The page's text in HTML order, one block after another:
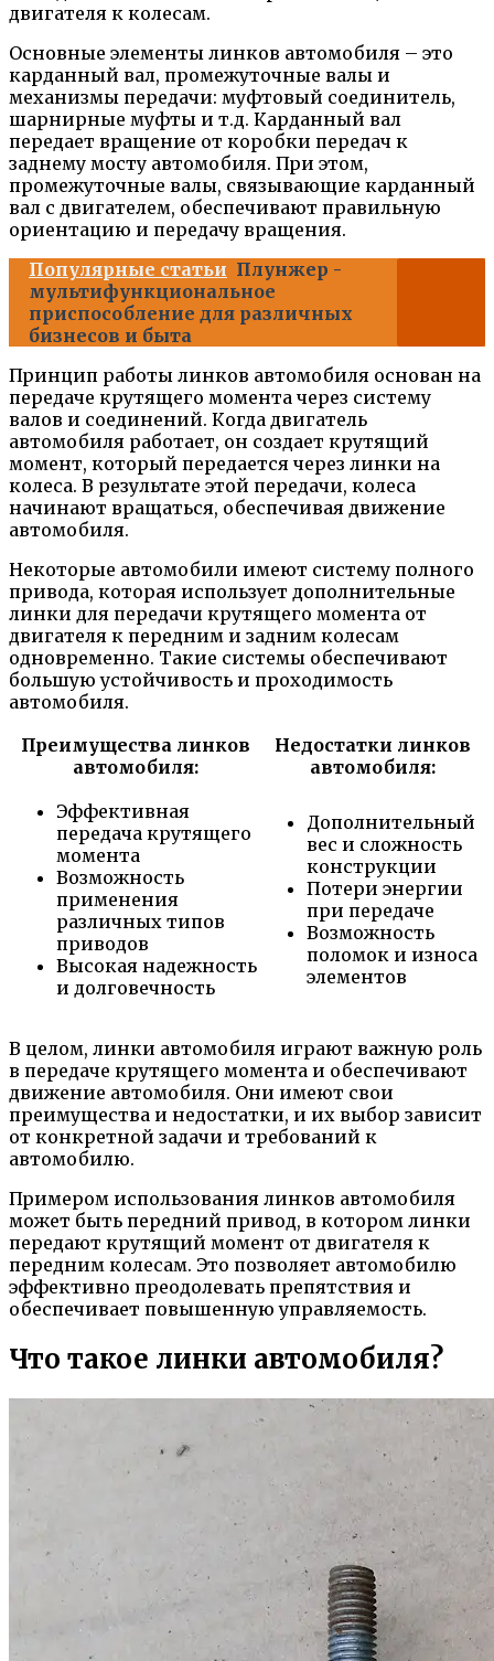
двигателя к колесам.
Основные элементы линков автомобиля – это
карданный вал, промежуточные валы и
механизмы передачи: муфтовый соединитель,
шарнирные муфты и т.д. Карданный вал
передает вращение от коробки передач к
заднему мосту автомобиля. При этом,
промежуточные валы, связывающие карданный
вал с двигателем, обеспечивают правильную
ориентацию и передачу вращения.
Популярные статьи Плунжер -
мультифункциональное
приспособление для различных
бизнесов и быта
Принцип работы линков автомобиля основан на
передаче крутящего момента через систему
валов и соединений. Когда двигатель
автомобиля работает, он создает крутящий
момент, который передается через линки на
колеса. В результате этой передачи, колеса
начинают вращаться, обеспечивая движение
автомобиля.
Некоторые автомобили имеют систему полного
привода, которая использует дополнительные
линки для передачи крутящего момента от
двигателя к передним и задним колесам
одновременно. Такие системы обеспечивают
большую устойчивость и проходимость
автомобиля.
Преимущества линков
автомобиля:
Недостатки линков
автомобиля:
Эффективная
передача крутящего
момента
Возможность
применения
различных типов
приводов
Высокая надежность
и долговечность
Дополнительный
вес и сложность
конструкции
Потери энергии
при передаче
Возможность
поломок и износа
элементов
В целом, линки автомобиля играют важную роль
в передаче крутящего момента и обеспечивают
движение автомобиля. Они имеют свои
преимущества и недостатки, и их выбор зависит
от конкретной задачи и требований к
автомобилю.
Примером использования линков автомобиля
может быть передний привод, в котором линки
передают крутящий момент от двигателя к
передним колесам. Это позволяет автомобилю
эффективно преодолевать препятствия и
обеспечивает повышенную управляемость.
Что такое линки автомобиля?